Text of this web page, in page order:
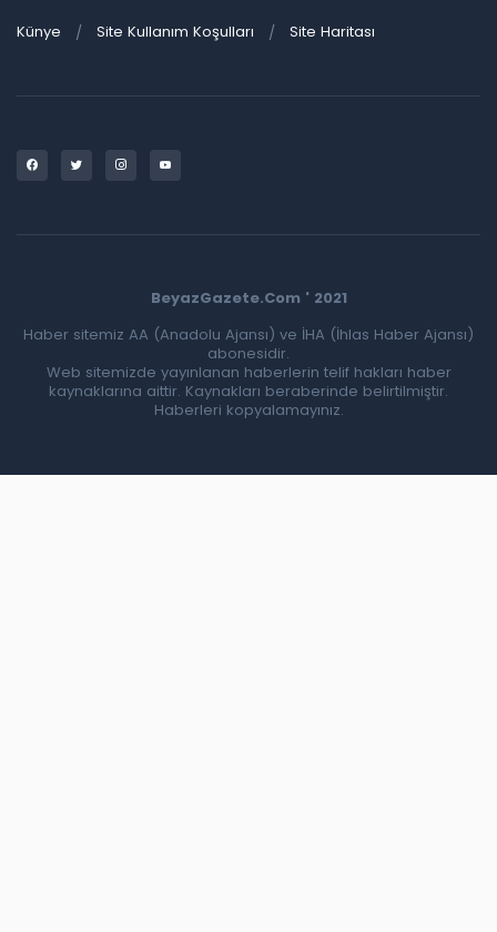
Künye Site Kullanım Koşulları Site Haritası
BeyazGazete.Com ' 2021
Haber sitemiz AA (Anadolu Ajansı) ve İHA (İhlas Haber Ajansı)
abonesidir.
Web sitemizde yayınlanan haberlerin telif hakları haber
kaynaklarına aittir. Kaynakları beraberinde belirtilmiştir.
Haberleri kopyalamayınız.